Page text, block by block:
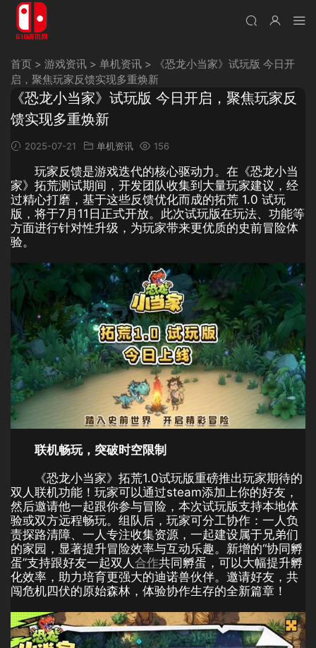
首页 > 游戏资讯 > 单机资讯 >
《恐龙小当家》试玩版 今日开
启，聚焦玩家反馈实现多重焕新
《恐龙小当家》试玩版 今日开启，聚焦玩家反
馈实现多重焕新
2025-07-21 单机资讯 156
玩家反馈是游戏迭代的核心驱动力。在《恐龙小当
家》拓荒测试期间，开发团队收集到大量玩家建议，经
过精心打磨，基于这些反馈优化而成的拓荒 1.0 试玩
版，将于7月11日正式开放。此次试玩版在玩法、功能等
方面进行针对性升级，为玩家带来更优质的史前冒险体
验。
联机畅玩，突破时空限制
《恐龙小当家》拓荒1.0试玩版重磅推出玩家期待的
双人联机功能！玩家可以通过steam添加上你的好友，
然后邀请他一起跟你参与冒险，本次试玩版支持本地体
验或双方远程畅玩。组队后，玩家可分工协作：一人负
责探路清障、一人专注收集资源，一起建设属于兄弟们
的家园，显著提升冒险效率与互动乐趣。新增的“协同孵
蛋”支持跟好友一起双人合作共同孵蛋，可以大幅提升孵
化效率，助力培育更强大的迪诺兽伙伴。邀请好友，共
闯危机四伏的原始森林，体验协作生存的全新篇章！